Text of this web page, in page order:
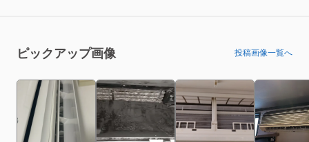
ピックアップ画像 投稿画像一覧へ